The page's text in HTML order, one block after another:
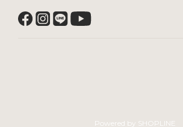
Powered by SHOPLINE